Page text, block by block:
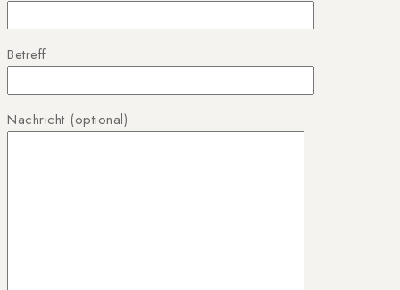
Betreff
Nachricht (optional)